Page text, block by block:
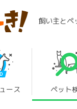
飼い主とペ
ース ペット